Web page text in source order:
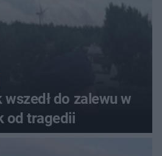
do zalewu w
od tragedii